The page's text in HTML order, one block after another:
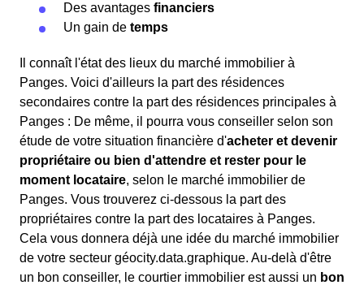
Des avantages financiers
Un gain de temps
Il connaît l'état des lieux du marché immobilier à
Panges. Voici d'ailleurs la part des résidences
secondaires contre la part des résidences principales à
Panges : De même, il pourra vous conseiller selon son
étude de votre situation financière d'acheter et devenir
propriétaire ou bien d'attendre et rester pour le
moment locataire, selon le marché immobilier de
Panges. Vous trouverez ci-dessous la part des
propriétaires contre la part des locataires à Panges.
Cela vous donnera déjà une idée du marché immobilier
de votre secteur géocity.data.graphique. Au-delà d'être
un bon conseiller, le courtier immobilier est aussi un bon